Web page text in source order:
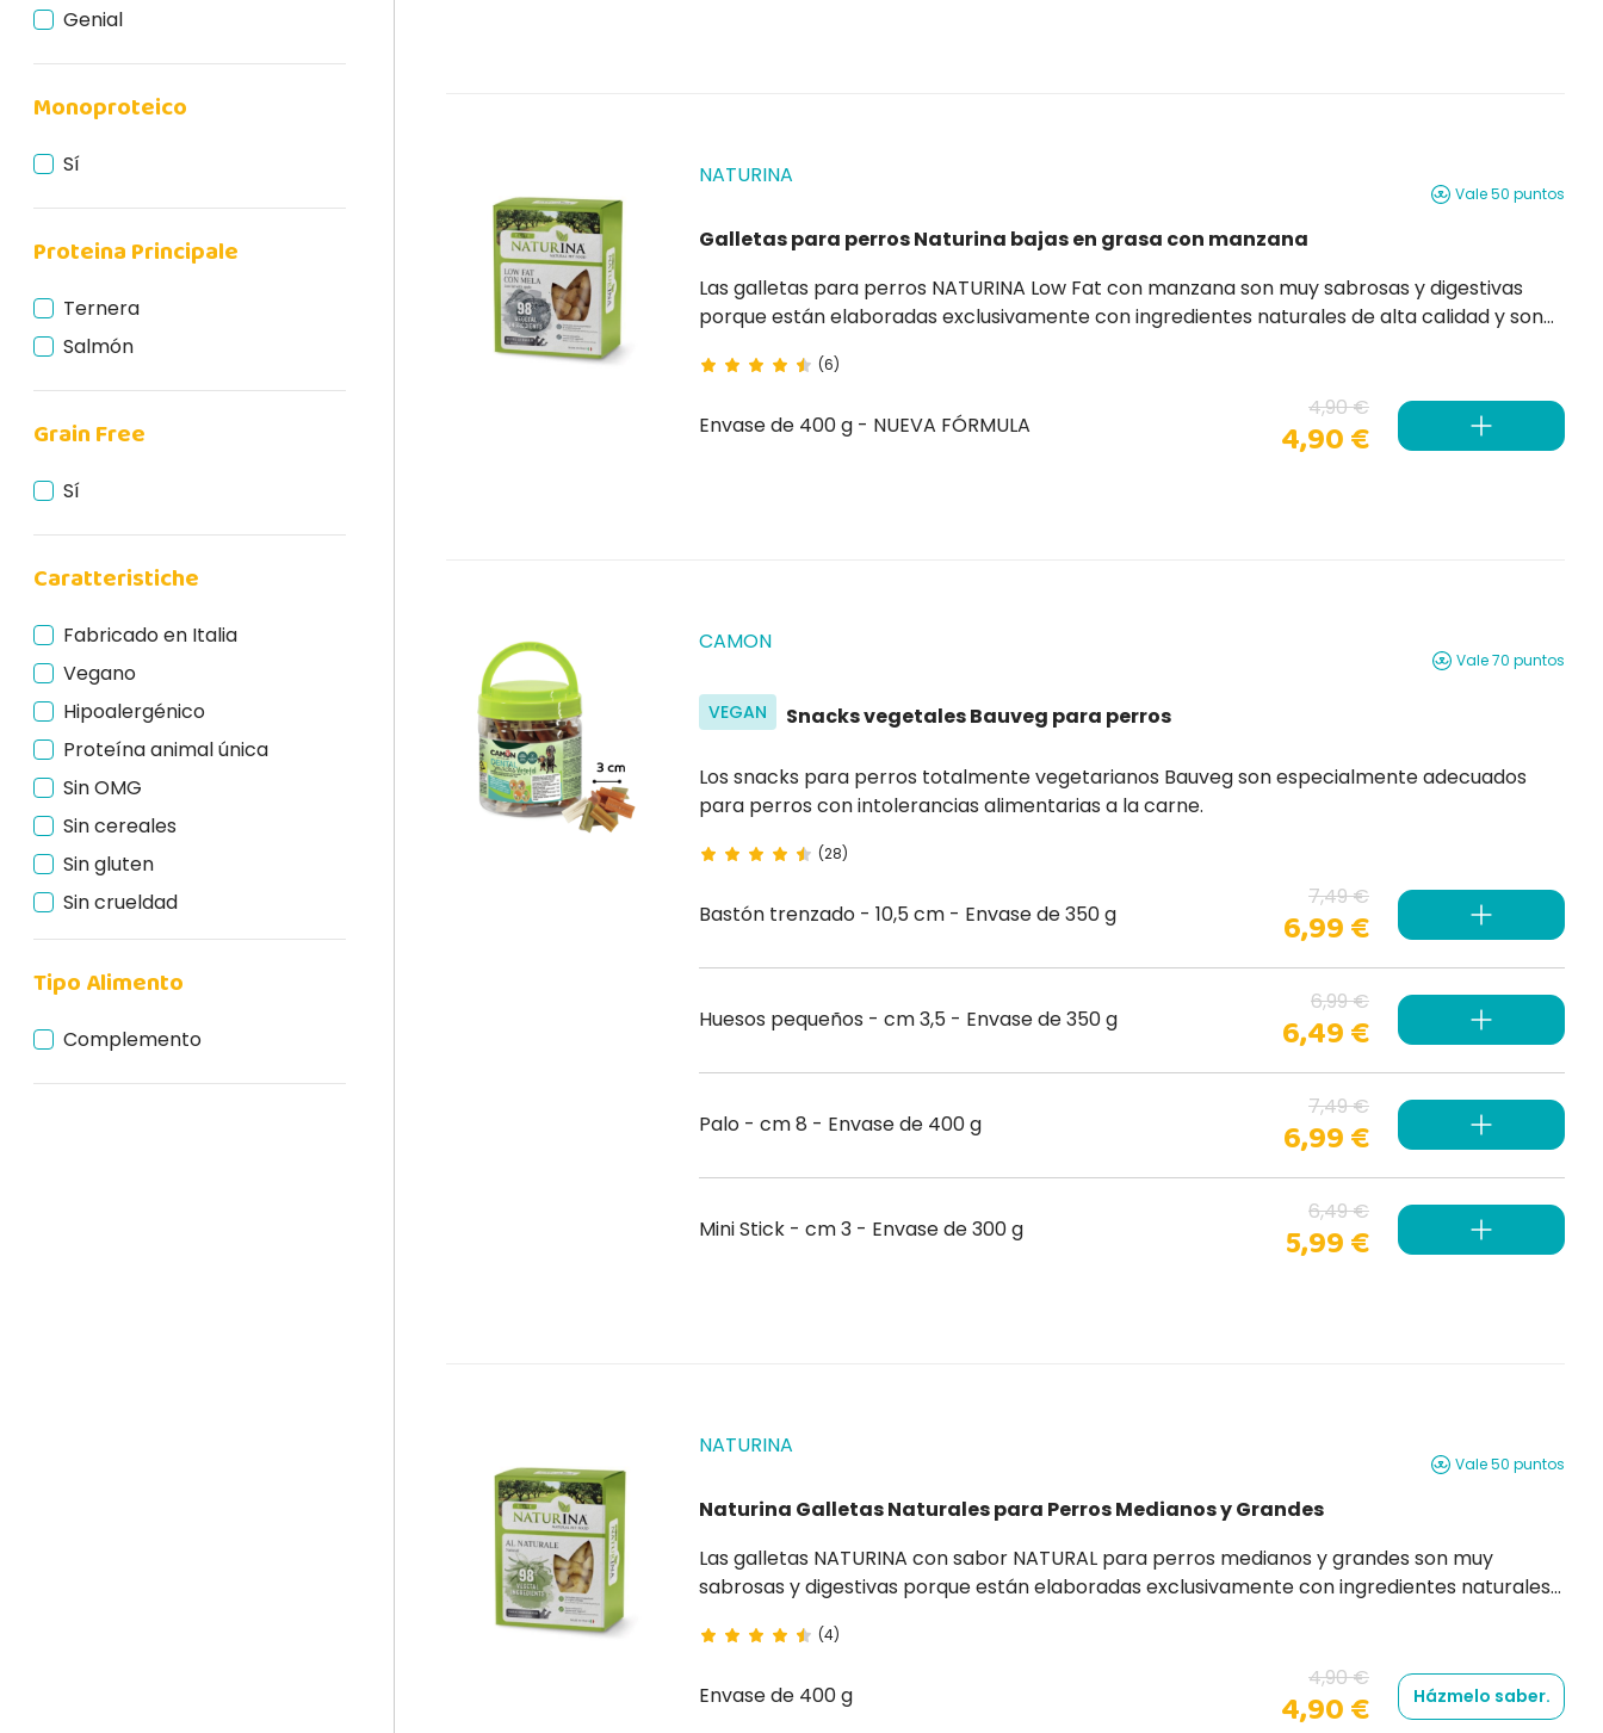
Genial
Monoproteico
Sí
Proteina Principale
Ternera
Salmón
Grain Free
Sí
Caratteristiche
Fabricado en Italia
Vegano
Hipoalergénico
Proteína animal única
Sin OMG
Sin cereales
Sin gluten
Sin crueldad
Natural
Tipo Alimento
Complemento
NATURINA
Vale 50 puntos
Galletas para perros Naturina bajas en grasa con manzana
Las galletas para perros NATURINA Low Fat con manzana son muy sabrosas y digestivas
porque están elaboradas exclusivamente con ingredientes naturales de alta calidad y son
(6)
Envase de 400 g - NUEVA FÓRMULA
4,90 €
4,90 €
CAMON
Vale 70 puntos
VEGAN Snacks vegetales Bauveg para perros
Los snacks para perros totalmente vegetarianos Bauveg son especialmente adecuados
para perros con intolerancias alimentarias a la carne.
(28)
Bastón trenzado - 10,5 cm - Envase de 350 g
7,49 €
6,99 €
Huesos pequeños - cm 3,5 - Envase de 350 g
6,99 €
6,49 €
Palo - cm 8 - Envase de 400 g
7,49 €
6,99 €
Mini Stick - cm 3 - Envase de 300 g
6,49 €
5,99 €
NATURINA
Vale 50 puntos
Naturina Galletas Naturales para Perros Medianos y Grandes
Las galletas NATURINA con sabor NATURAL para perros medianos y grandes son muy
sabrosas y digestivas porque están elaboradas exclusivamente con ingredientes naturales
(4)
Envase de 400 g
4,90 €
4,90 € Házmelo saber.